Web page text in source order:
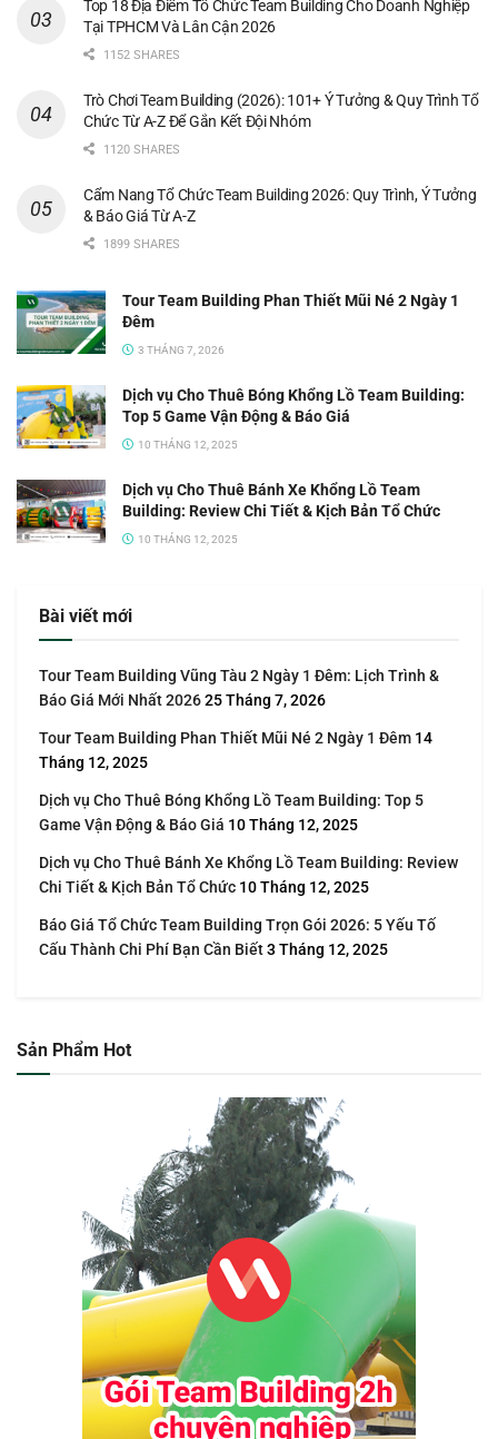
Top 18 Địa Điểm Tổ Chức Team Building Cho Doanh Nghiệp
Tại TPHCM Và Lân Cận 2026
1152 SHARES
Trò Chơi Team Building (2026): 101+ Ý Tưởng & Quy Trình Tổ
Chức Từ A-Z Để Gắn Kết Đội Nhóm
1120 SHARES
Cẩm Nang Tổ Chức Team Building 2026: Quy Trình, Ý Tưởng
& Báo Giá Từ A-Z
1899 SHARES
Tour Team Building Phan Thiết Mũi Né 2 Ngày 1
Đêm
3 THÁNG 7, 2026
Dịch vụ Cho Thuê Bóng Khổng Lồ Team Building:
Top 5 Game Vận Động & Báo Giá
10 THÁNG 12, 2025
Dịch vụ Cho Thuê Bánh Xe Khổng Lồ Team
Building: Review Chi Tiết & Kịch Bản Tổ Chức
10 THÁNG 12, 2025
Bài viết mới
Tour Team Building Vũng Tàu 2 Ngày 1 Đêm: Lịch Trình &
Báo Giá Mới Nhất 202625 Tháng 7, 2026
Tour Team Building Phan Thiết Mũi Né 2 Ngày 1 Đêm 14
Tháng 12, 2025
Dịch vụ Cho Thuê Bóng Khổng Lồ Team Building: Top 5
Game Vận Động & Báo Giá 10 Tháng 12, 2025
Dịch vụ Cho Thuê Bánh Xe Khổng Lồ Team Building: Review
Chi Tiết & Kịch Bản Tổ Chức 10 Tháng 12, 2025
Báo Giá Tổ Chức Team Building Trọn Gói 2026: 5 Yếu Tố
Cấu Thành Chi Phí Bạn Cần Biết3 Tháng 12, 2025
Sản Phẩm Hot